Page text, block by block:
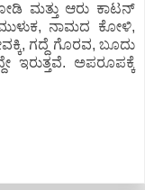
ಮತ್ತು ಆರು ಕಾಟನ್
ನಾಮದ ಕೋಳಿ,
ಗದ್ದೆ ಗೊರವ, ಬೂದು
ಇರುತ್ತವೆ. ಅಪರೂಪಕ್ಕೆ